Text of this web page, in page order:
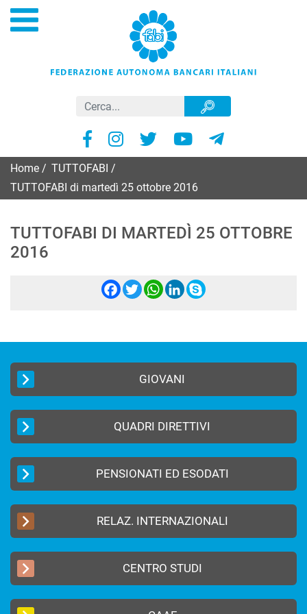
Home TUTTOFABI
TUTTOFABI di martedì 25 ottobre 2016
TUTTOFABI DI MARTEDÌ 25 OTTOBRE
2016
Facebook
Twitter
WhatsApp
LinkedIn
Skype
GIOVANI
QUADRI DIRETTIVI
PENSIONATI ED ESODATI
RELAZ. INTERNAZIONALI
CENTRO STUDI